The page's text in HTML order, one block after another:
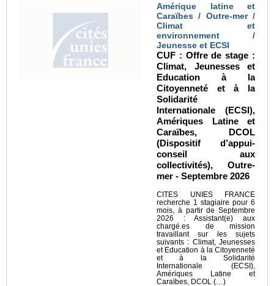
Amérique latine et
Caraïbes / Outre-mer /
Climat et
environnement /
Jeunesse et ECSI
CUF : Offre de stage :
Climat, Jeunesses et
Education à la
Citoyenneté et à la
Solidarité
Internationale (ECSI),
Amériques Latine et
Caraïbes, DCOL
(Dispositif d’appui-
conseil aux
collectivités), Outre-
mer - Septembre 2026
CITES UNIES FRANCE
recherche 1 stagiaire pour 6
mois, à partir de Septembre
2026 : Assistant(e) aux
chargé.es de mission
travaillant sur les sujets
suivants : Climat, Jeunesses
et Education à la Citoyenneté
et à la Solidarité
Internationale (ECSI),
Amériques Latine et
Caraïbes, DCOL (…)